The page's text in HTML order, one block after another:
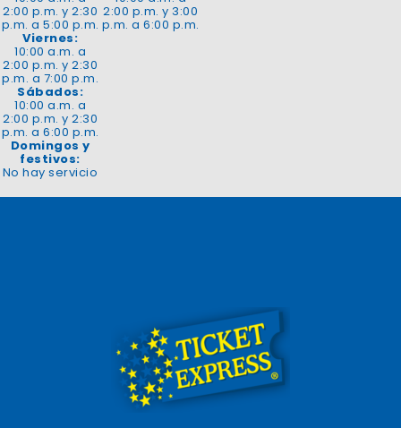
2:00 p.m. y 2:30
p.m. a 5:00 p.m.
Viernes:
10:00 a.m. a
2:00 p.m. y 2:30
p.m. a 7:00 p.m.
Sábados:
10:00 a.m. a
2:00 p.m. y 2:30
p.m. a 6:00 p.m.
Domingos y
festivos:
No hay servicio
2:00 p.m. y 3:00
p.m. a 6:00 p.m.